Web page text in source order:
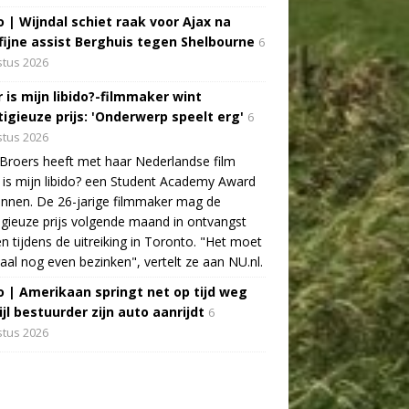
| Wijndal schiet raak voor Ajax na
assist Berghuis tegen Shelbourne 6
2026
is mijn libido?-filmmaker wint
prijs: 'Onderwerp speelt erg' 6
2026
heeft met haar Nederlandse film
mijn libido? een Student Academy Award
De 26-jarige filmmaker mag de
prijs volgende maand in ontvangst
tijdens de uitreiking in Toronto. "Het moet
nog even bezinken", vertelt ze aan NU.nl.
| Amerikaan springt net op tijd weg
bestuurder zijn auto aanrijdt 6
2026